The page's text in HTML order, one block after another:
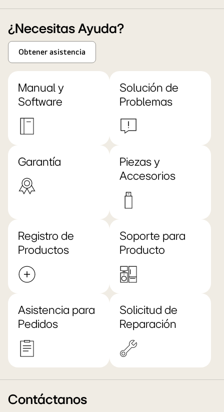
¿Necesitas Ayuda?
Obtener asistencia
Manual y
Software
Solución de
Problemas
Garantía
Piezas y
Accesorios
Registro de
Productos
Soporte para
Producto
Asistencia para
Pedidos
Solicitud de
Reparación
Contáctanos